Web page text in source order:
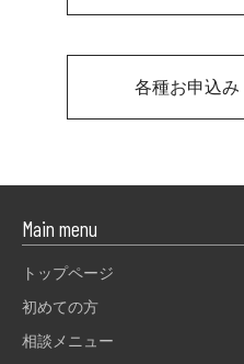
各種お申込
Main menu
トップページ
初めての方
相談メニュー